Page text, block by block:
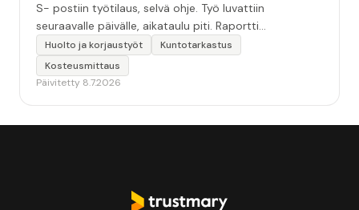
S- postiin työtilaus, selvä ohje. Työ luvattiin
seuraavalle päivälle, aikataulu piti. Raportti
kartoituksesta tuli vielä samana päivänä..Kattava
selvitys. Työn kuvaus havannoillistettiin selvästi.
Huolto ja korjaustyöt
Kuntotarkastus
Kosteusmittaus
Päivitetty 8.7.2026